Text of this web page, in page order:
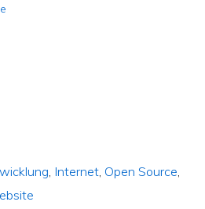
Internet, Open Source